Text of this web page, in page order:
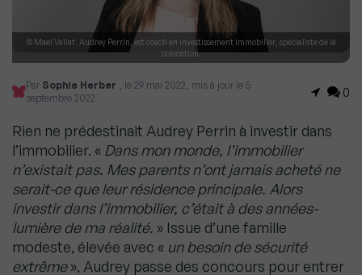
© Mael Vallat. Audrey Perrin, est coach en investissement immobilier, spécialiste de la
colocation.
Par Sophie Herber , le 29 mai 2022, mis à jour le 5
septembre 2022
0
Rien ne prédestinait Audrey Perrin à investir dans
l’immobilier. « Dans mon monde, l’immobilier
n’existait pas. Mes parents n’ont jamais acheté ne
serait-ce que leur résidence principale. Alors
investir dans l’immobilier, c’était à des années-
lumière de ma réalité. » Issue d’une famille
modeste, élevée avec « un besoin de sécurité
extrême», Audrey passe des concours pour entrer